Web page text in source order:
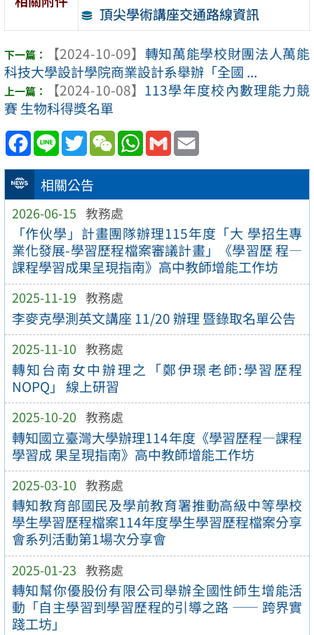
相關公告
2026-06-15 教務處
「作伙學」計畫團隊辦理115年度「大 學招生專
業化發展-學習歷程檔案審議計畫」《學習歷 程—
課程學習成果呈現指南》高中教師增能工作坊
2025-11-19 教務處
李麥克學測英文講座 11/20 辦理 暨錄取名單公告
2025-11-10 教務處
轉知台南女中辦理之「鄭伊璟老師:學習歷程
NOPQ」 線上研習
2025-10-20 教務處
轉知國立臺灣大學辦理114年度《學習歷程—課程
學習成 果呈現指南》高中教師增能工作坊
2025-03-10 教務處
轉知教育部國民及學前教育署推動高級中等學校
學生學習歷程檔案114年度學生學習歷程檔案分享
會系列活動第1場次分享會
2025-01-23 教務處
轉知幫你優股份有限公司舉辦全國性師生增能活
動「自主學習到學習歷程的引導之路 —— 跨界實
踐工坊」
頂尖學術講座交通路線資訊
【2024-10-09】 轉知萬能學校財團法人萬能
科技大學設計學院商業設計系舉辦「全國 ...
【2024-10-08】 113學年度校內數理能力競
賽 生物科得獎名單
Facebook
Line TwitterWeChatWhatsApp
Gmail